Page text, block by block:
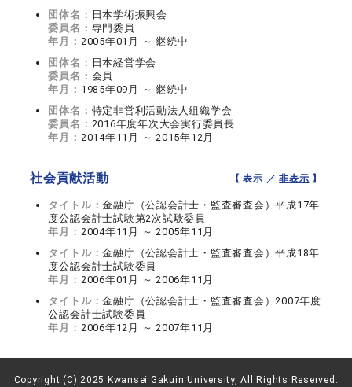
団体名： 日本学術振興会
委員名： 専門委員
年月： 2005年01月 ～ 継続中
団体名： 日本経営学会
委員名： 会員
年月： 1985年09月 ～ 継続中
団体名： 特定非営利活動法人組織学会
委員名： 2016年度年次大会実行委員長
年月： 2014年11月 ～ 2015年12月
社会貢献活動 【 表示 ／非表示 】
タイトル：金融庁（公認会計士・監査審査会）平成17年
度公認会計士試験第2次試験委員
年月： 2004年11月 ～ 2005年11月
タイトル：金融庁（公認会計士・監査審査会）平成18年
度公認会計士試験委員
年月： 2006年01月 ～ 2006年11月
タイトル：金融庁（公認会計士・監査審査会）2007年度
公認会計士試験委員
年月： 2006年12月 ～ 2007年11月
Copyright (C) 2025 Kwansei Gakuin University, All Rights Reserved.